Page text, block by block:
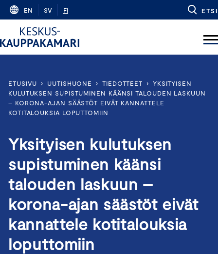
Skip
content
EN SV FI ETSI
ETUSIVU › UUTISHUONE › TIEDOTTEET › YKSITYISEN
KULUTUKSEN SUPISTUMINEN KÄÄNSI TALOUDEN LASKUUN
– KORONA-AJAN SÄÄSTÖT EIVÄT KANNATTELE
KOTITALOUKSIA LOPUTTOMIIN
Yksityisen kulutuksen
supistuminen käänsi
talouden laskuun –
korona-ajan säästöt eivät
kannattele kotitalouksia
loputtomiin